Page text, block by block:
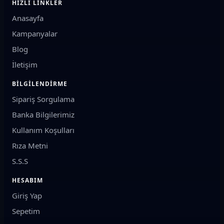
tekerleğe aktarılmasında rol oynar.
belirlemektir. Aynı marka altında benzer isimlere sahip birçok
model bulunabilir ve bazı parçalar görünüş olarak birbirine
değerler bakımından farklı olabilir. Özellikle motor, fren,
elektrik ve aktarma grubunda yanlış parça seçimi montaj
sorununa, zaman kaybına ve gereksiz maliyete neden olabilir.
Motosikletin marka ve tam model bilgisini kontrol edin.
inceleyin.
Görsel benzerliğini tek başına uyumluluk kanıtı olarak
HIZLI LINKLER
Anasayfa
Kampanyalar
Blog
İletişim
BILGILENDIRME
Sipariş Sorgulama
Banka Bilgilerimiz
Kullanım Koşulları
Rıza Metni
S.S.S
HESABIM
Giriş Yap
Sepetim